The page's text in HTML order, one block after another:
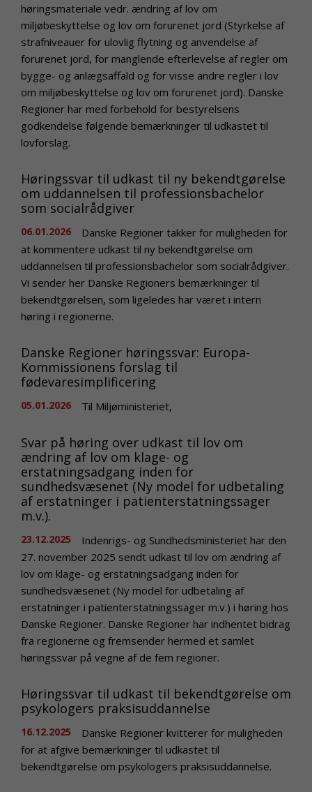
høringsmateriale vedr. ændring af lov om
miljøbeskyttelse og lov om forurenet jord (Styrkelse af
strafniveauer for ulovlig flytning og anvendelse af
forurenet jord, for manglende efterlevelse af regler om
bygge- og anlægsaffald og for visse andre regler i lov
om miljøbeskyttelse og lov om forurenet jord). Danske
Regioner har med forbehold for bestyrelsens
godkendelse følgende bemærkninger til udkastet til
lovforslag.
Høringssvar til udkast til ny bekendtgørelse
om uddannelsen til professionsbachelor
som socialrådgiver
06.01.2026
Danske Regioner takker for muligheden for
at kommentere udkast til ny bekendtgørelse om
uddannelsen til professionsbachelor som socialrådgiver.
Vi sender her Danske Regioners bemærkninger til
bekendtgørelsen, som ligeledes har været i intern
høring i regionerne.
Danske Regioner høringssvar: Europa-
Kommissionens forslag til
fødevaresimplificering
05.01.2026 Til Miljøministeriet,
Svar på høring over udkast til lov om
ændring af lov om klage- og
erstatningsadgang inden for
sundhedsvæsenet (Ny model for udbetaling
af erstatninger i patienterstatningssager
m.v.).
23.12.2025
Indenrigs- og Sundhedsministeriet har den
27. november 2025 sendt udkast til lov om ændring af
lov om klage- og erstatningsadgang inden for
sundhedsvæsenet (Ny model for udbetaling af
erstatninger i patienterstatningssager m.v.) i høring hos
Danske Regioner. Danske Regioner har indhentet bidrag
fra regionerne og fremsender hermed et samlet
høringssvar på vegne af de fem regioner.
Høringssvar til udkast til bekendtgørelse om
psykologers praksisuddannelse
16.12.2025
Danske Regioner kvitterer for muligheden
for at afgive bemærkninger til udkastet til
bekendtgørelse om psykologers praksisuddannelse.